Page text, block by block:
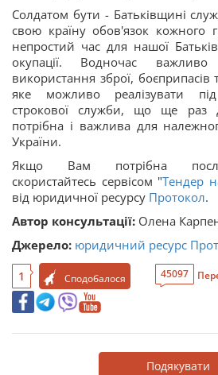
Солдатом бути - Батьківщині
свою країну обов'язок кожного
непростий час для нашої
окупації. Водночас
використання зброї, боєприпасів
яке можливо реалізувати
строкової служби, що ще раз
потрібна і важлива для
України.
Якщо Вам потрібна
скористайтесь сервісом "Тендер
від юридичної ресурсу Протокол.
Автор консультації: Олена
Джерело: юридичний ресурс
1 Сподобалося 45097
Подякувати